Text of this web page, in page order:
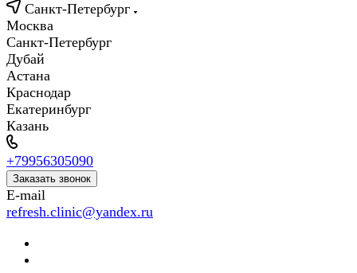
Санкт-Петербург
Москва
Санкт-Петербург
Дубай
Астана
Краснодар
Екатеринбург
Казань
+79956305090
Заказать звонок
E-mail
refresh.clinic@yandex.ru